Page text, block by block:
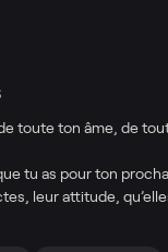
toute ton âme, de
tu as pour ton
leur attitude,